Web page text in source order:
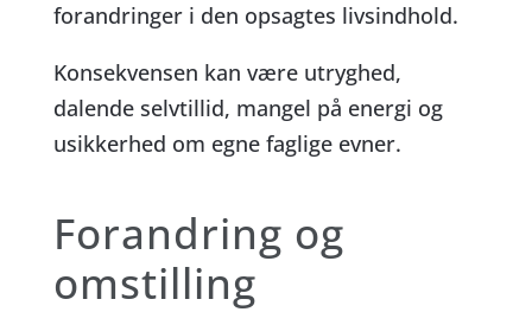
forandringer i den opsagtes livsindhold.
Konsekvensen kan være utryghed,
dalende selvtillid, mangel på energi og
usikkerhed om egne faglige evner.
Forandring og
omstilling